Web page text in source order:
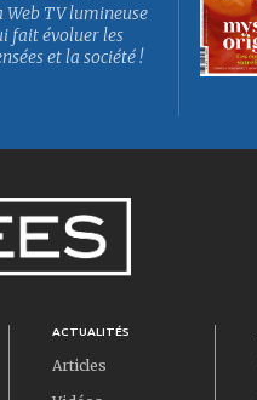
Web TV lumineuse
fait évoluer les
et la société !
ACTUALITÉS
Articles